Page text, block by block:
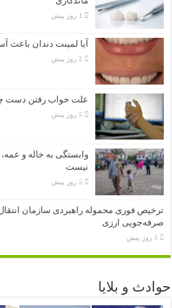
1 روز پیش
آیا لمینت دندان
2 روز پیش
علت خواب رفتن دست
5 روز پیش
وابستگی به خاله و
نیست
5 روز پیش
ترخیص فوری محموله راهبردی سازمان
صرفه‌جویی ارزی
5 روز پیش
حوادث و بلایا